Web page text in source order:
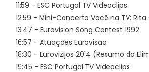
11:59 - ESC Portugal TV Videoclips
12:59 - Mini-Concerto Você na TV: Rita
13:47 - Eurovision Song Contest 1992
16:57 - Atuações Eurovisão
18:30 - Eurovizijos 2014 (Resumo da
19:45 - ESC Portugal TV Videoclips